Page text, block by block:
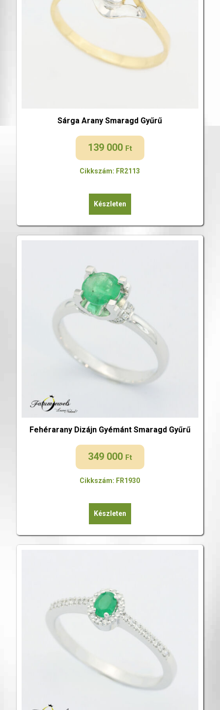
Sárga Arany Smaragd Gyűrű
139 000 Ft
Cikkszám: FR2113
Készleten
Fehérarany Dizájn Gyémánt Smaragd Gyűrű
349 000 Ft
Cikkszám: FR1930
Készleten